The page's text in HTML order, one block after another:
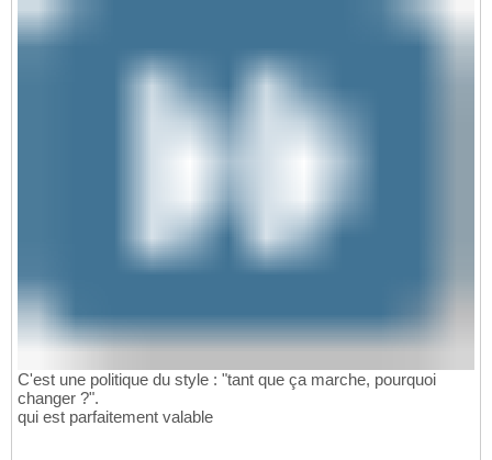
C'est une politique du style : "tant que ça marche, pourquoi
changer ?".
qui est parfaitement valable